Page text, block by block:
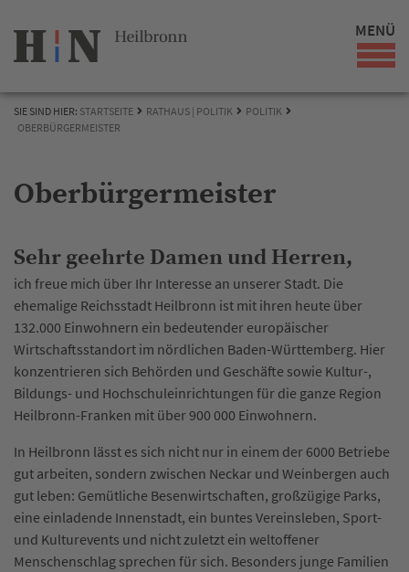
MENÜ
SIE SIND HIER: STARTSEITE RATHAUS | POLITIK
POLITIK
OBERBÜRGERMEISTER
Oberbürgermeister
Sehr geehrte Damen und Herren,
ich freue mich über Ihr Interesse an unserer Stadt. Die
ehemalige Reichsstadt Heilbronn ist mit ihren heute über
132.000 Einwohnern ein bedeutender europäischer
Wirtschaftsstandort im nördlichen Baden-Württemberg. Hier
konzentrieren sich Behörden und Geschäfte sowie Kultur-,
Bildungs- und Hochschuleinrichtungen für die ganze Region
Heilbronn-Franken mit über 900 000 Einwohnern.
In Heilbronn lässt es sich nicht nur in einem der 6000 Betriebe
gut arbeiten, sondern zwischen Neckar und Weinbergen auch
gut leben: Gemütliche Besenwirtschaften, großzügige Parks,
eine einladende Innenstadt, ein buntes Vereinsleben, Sport-
und Kulturevents und nicht zuletzt ein weltoffener
Menschenschlag sprechen für sich. Besonders junge Familien